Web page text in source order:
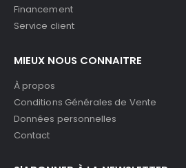
Financement
Service client
MIEUX NOUS CONNAITRE
À propos
Conditions Générales de Vente
Données personnelles
Contact